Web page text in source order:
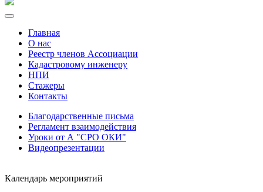
Главная
О нас
Реестр членов Ассоциации
Кадастровому инженеру
НПИ
Стажеры
Контакты
Благодарственные письма
Регламент взаимодействия
Уроки от А "СРО ОКИ"
Видеопрезентации
Календарь мероприятий